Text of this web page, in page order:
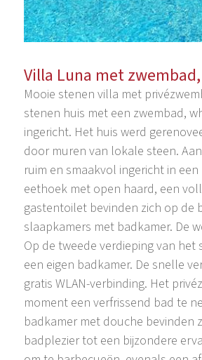
Villa Luna met
Mooie stenen villa met
stenen huis met een zwembad,
ingericht. Het huis werd
door muren van lokale steen.
ruim en smaakvol ingericht in
eethoek met open haard, een
gastentoilet bevinden zich op de
slaapkamers met badkamer. De
Op de tweede verdieping van
een eigen badkamer. De snelle
gratis WLAN-verbinding. Het
moment een verfrissend bad te
badkamer met douche bevinden
badplezier tot een bijzondere